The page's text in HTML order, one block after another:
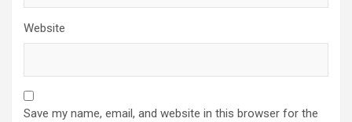
Website
Save my name, email, and website in this browser for the